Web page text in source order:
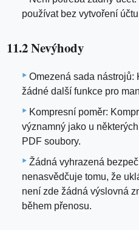
používat bez vytvoření
11.2 Nevýhody
Omezená sada nástrojů:
žádné další funkce pro
Kompresní poměr:
významný jako u
PDF soubory.
Žádná vyhrazená
nenasvědčuje tomu, že
není zde žádná výslovná
během přenosu.